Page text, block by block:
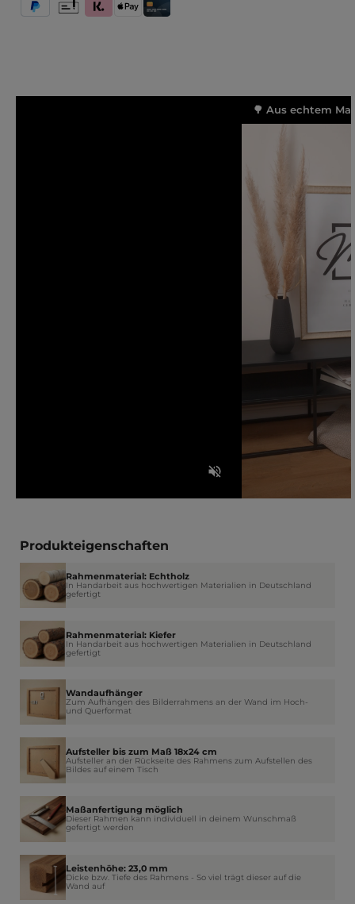
PayPal Klarna (Rechnung / Ratenkauf / Sofort)
Apple PayKredit- und Debitkarte
Vorkasse
🌳 Aus echtem
Produkteigenschaften
Rahmenmaterial: Echtholz
In Handarbeit aus hochwertigen Materialien in Deutschland
gefertigt
Rahmenmaterial: Kiefer
In Handarbeit aus hochwertigen Materialien in Deutschland
gefertigt
Wandaufhänger
Zum Aufhängen des Bilderrahmens an der Wand im Hoch-
und Querformat
Aufsteller bis zum Maß 18x24 cm
Aufsteller an der Rückseite des Rahmens zum Aufstellen des
Bildes auf einem Tisch
Maßanfertigung möglich
Dieser Rahmen kann individuell in deinem Wunschmaß
gefertigt werden
Leistenhöhe: 23,0 mm
Dicke bzw. Tiefe des Rahmens - So viel trägt dieser auf die
Wand auf